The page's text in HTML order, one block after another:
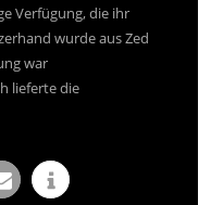
Verfügung, die ihr
wurde aus Zed
war
lieferte die